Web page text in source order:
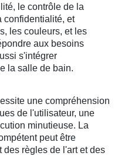
le contrôle de la
confidentialité, et
les couleurs, et les
aux besoins
s'intégrer
la salle de bain.
une compréhension
de l'utilisateur, une
minutieuse. La
peut être
des règles de l'art et des